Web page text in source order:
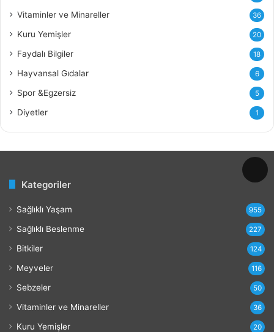
Vitaminler ve Minareller 36
Kuru Yemişler 20
Faydalı Bilgiler 18
Hayvansal Gıdalar 6
Spor &Egzersiz 5
Diyetler 1
Kategoriler
Sağlıklı Yaşam 955
Sağlıklı Beslenme 227
Bitkiler 124
Meyveler 116
Sebzeler 50
Vitaminler ve Minareller 36
Kuru Yemişler 20